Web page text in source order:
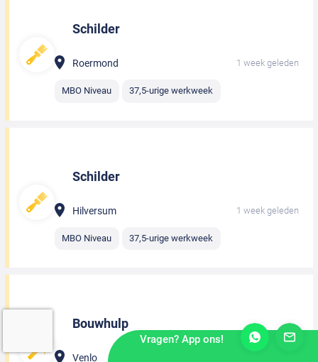
Schilder
Roermond 1 week geleden
MBO Niveau 37,5-urige werkweek
Schilder
Hilversum 1 week geleden
MBO Niveau 37,5-urige werkweek
Bouwhulp
Venlo
Vragen? App ons!